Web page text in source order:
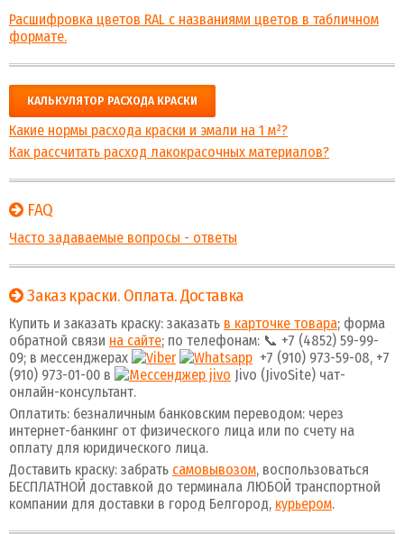
Расшифровка цветов RAL с названиями цветов в табличном
формате.
КАЛЬКУЛЯТОР РАСХОДА КРАСКИ
Какие нормы расхода краски и эмали на 1 м²?
Как рассчитать расход лакокрасочных материалов?
FAQ
Часто задаваемые вопросы - ответы
Заказ краски. Оплата. Доставка
Купить и заказать краску: заказать в карточке товара; форма
обратной связи на сайте; по телефонам: 📞 +7 (4852) 59-99-
09; в мессенджерах
+7 (910) 973-59-08, +7
(910) 973-01-00 в
Jivo (JivoSite) чат-
онлайн-консультант.
Оплатить: безналичным банковским переводом: через
интернет-банкинг от физического лица или по счету на
оплату для юридического лица.
Доставить краску: забрать самовывозом, воспользоваться
БЕСПЛАТНОЙ доставкой до терминала ЛЮБОЙ транспортной
компании для доставки в город Белгород, курьером.